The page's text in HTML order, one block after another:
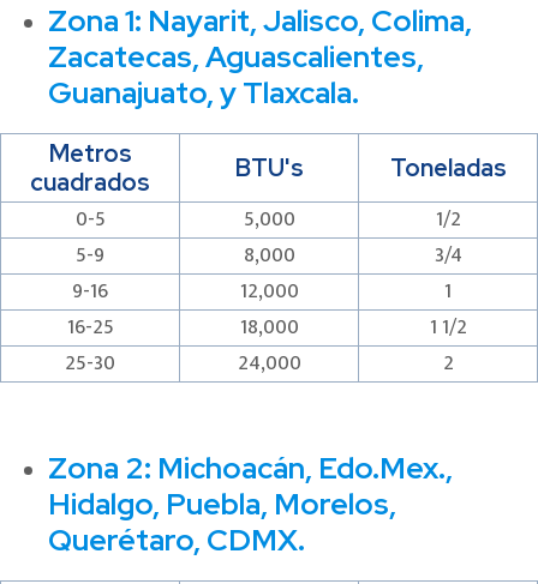
Zona 1: Nayarit, Jalisco, Colima,
Zacatecas, Aguascalientes,
Guanajuato, y Tlaxcala.
Metros
cuadrados
BTU's Toneladas
0-5 5,000
1/2
5-9
8,000
3/4
9-16
12,000
1
16-25
18,000
1 1/2
25-30
24,000 2
Zona 2: Michoacán, Edo.Mex.,
Hidalgo, Puebla, Morelos,
Querétaro, CDMX.